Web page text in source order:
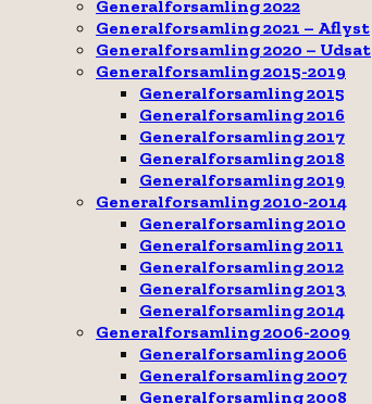
Generalforsamling 2022
Generalforsamling 2021 – Aflyst
Generalforsamling 2020 – Udsat
Generalforsamling 2015-2019
Generalforsamling 2015
Generalforsamling 2016
Generalforsamling 2017
Generalforsamling 2018
Generalforsamling 2019
Generalforsamling 2010-2014
Generalforsamling 2010
Generalforsamling 2011
Generalforsamling 2012
Generalforsamling 2013
Generalforsamling 2014
Generalforsamling 2006-2009
Generalforsamling 2006
Generalforsamling 2007
Generalforsamling 2008